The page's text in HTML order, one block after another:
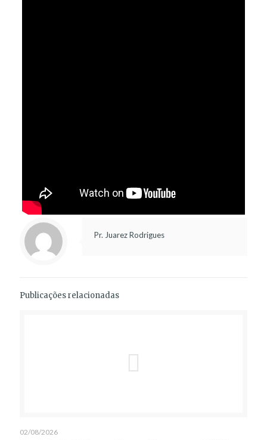
Pr. Juarez Rodrigues
Publicações relacionadas
02/08/2026